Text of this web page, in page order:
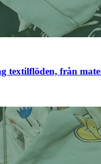
textilflöden, från